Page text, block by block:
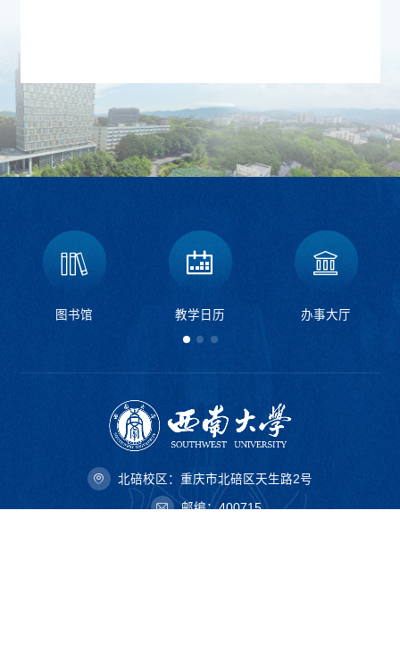
图书馆 教学日历 办事大厅
北碚校区：重庆市北碚区天生路2号
邮编：400715